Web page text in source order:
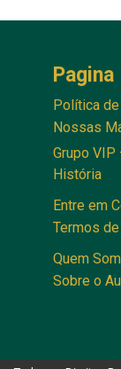
Política
Nossas
Grupo VIP
História
Entre em
Termos
Quem
Sobre o